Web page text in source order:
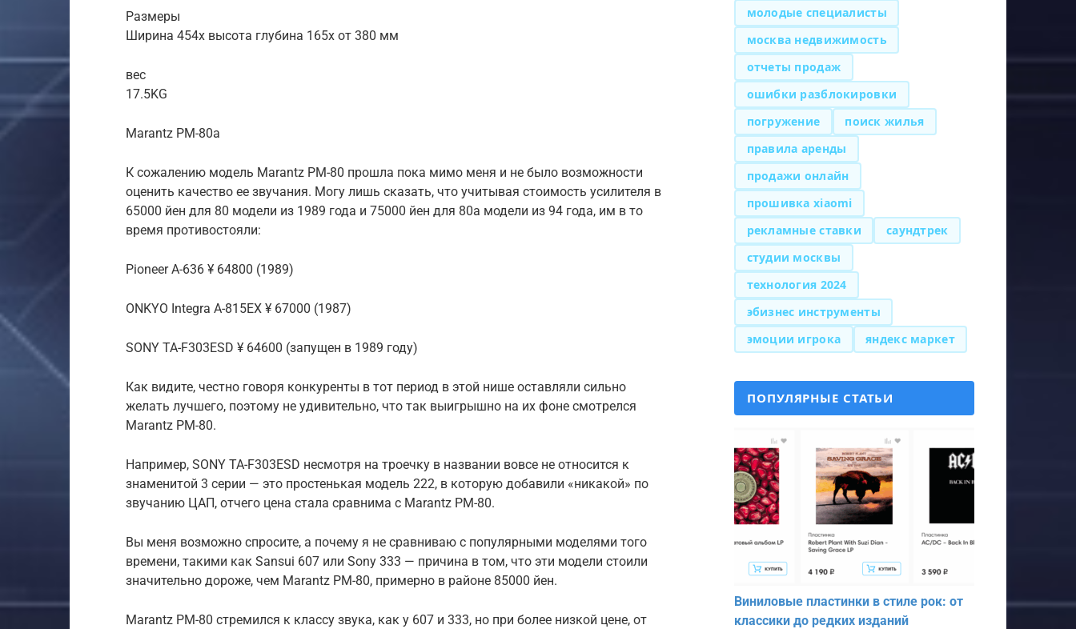
Размеры
Ширина 454x высота глубина 165x от 380 мм
вес
17.5KG
Marantz PM-80a
К сожалению модель Marantz PM-80 прошла пока мимо меня и не было возможности
оценить качество ее звучания. Могу лишь сказать, что учитывая стоимость усилителя в
65000 йен для 80 модели из 1989 года и 75000 йен для 80а модели из 94 года, им в то
время противостояли:
Pioneer A-636 ¥ 64800 (1989)
ONKYO Integra A-815EX ¥ 67000 (1987)
SONY TA-F303ESD ¥ 64600 (запущен в 1989 году)
Как видите, честно говоря конкуренты в тот период в этой нише оставляли сильно
желать лучшего, поэтому не удивительно, что так выигрышно на их фоне смотрелся
Marantz PM-80.
Например, SONY TA-F303ESD несмотря на троечку в названии вовсе не относится к
знаменитой 3 серии — это простенькая модель 222, в которую добавили «никакой» по
звучанию ЦАП, отчего цена стала сравнима с Marantz PM-80.
Вы меня возможно спросите, а почему я не сравниваю с популярными моделями того
времени, такими как Sansui 607 или Sony 333 — причина в том, что эти модели стоили
значительно дороже, чем Marantz PM-80, примерно в районе 85000 йен.
Marantz PM-80 стремился к классу звука, как у 607 и 333, но при более низкой цене, от
молодые специалисты
москва недвижимость
отчеты продаж
ошибки разблокировки
погружение
поиск жилья
правила аренды
продажи онлайн
прошивка xiaomi
рекламные ставки
саундтрек
студии москвы
технология 2024
эбизнес инструменты
эмоции игрока
яндекс маркет
ПОПУЛЯРНЫЕ СТАТЬИ
Виниловые пластинки в стиле рок: от
классики до редких изданий